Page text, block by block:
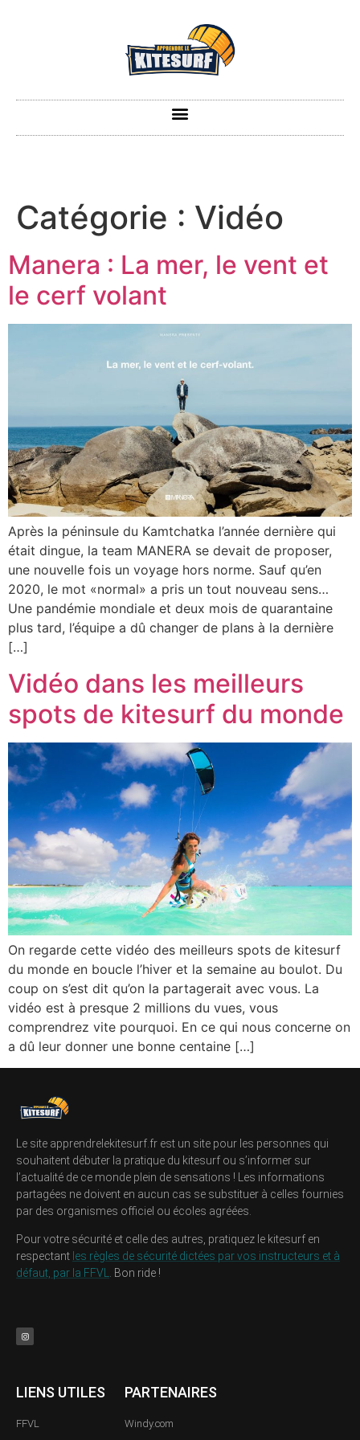
Catégorie : Vidéo
Manera : La mer, le vent et
le cerf volant
Après la péninsule du Kamtchatka l’année dernière qui
était dingue, la team MANERA se devait de proposer,
une nouvelle fois un voyage hors norme. Sauf qu’en
2020, le mot «normal» a pris un tout nouveau sens…
Une pandémie mondiale et deux mois de quarantaine
plus tard, l’équipe a dû changer de plans à la dernière
[…]
Vidéo dans les meilleurs
spots de kitesurf du monde
On regarde cette vidéo des meilleurs spots de kitesurf
du monde en boucle l’hiver et la semaine au boulot. Du
coup on s’est dit qu’on la partagerait avec vous. La
vidéo est à presque 2 millions du vues, vous
comprendrez vite pourquoi. En ce qui nous concerne on
a dû leur donner une bonne centaine […]
Le site apprendrelekitesurf.fr est un site pour les personnes qui
souhaitent débuter la pratique du kitesurf ou s’informer sur
l’actualité de ce monde plein de sensations ! Les informations
partagées ne doivent en aucun cas se substituer à celles fournies
par des organismes officiel ou écoles agréées.
Pour votre sécurité et celle des autres, pratiquez le kitesurf en
respectant les règles de sécurité dictées par vos instructeurs et à
défaut, par la FFVL. Bon ride !
LIENS UTILES
FFVL
PARTENAIRES
Windy.com